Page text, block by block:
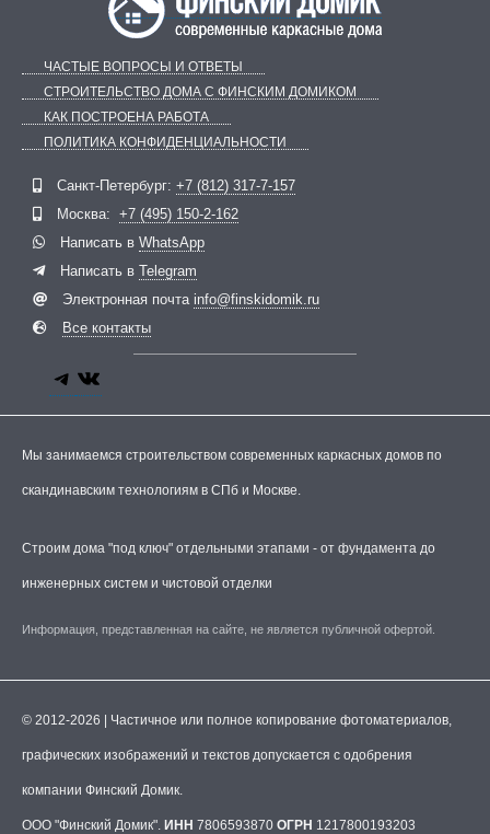
ЧАСТЫЕ ВОПРОСЫ И ОТВЕТЫ
СТРОИТЕЛЬСТВО ДОМА С ФИНСКИМ ДОМИКОМ
КАК ПОСТРОЕНА РАБОТА
ПОЛИТИКА КОНФИДЕНЦИАЛЬНОСТИ
Санкт-Петербург: +7 (812) 317-7-157
Москва: +7 (495) 150-2-162
Написать в WhatsApp
Написать в Telegram
Электронная почта info@finskidomik.ru
Все контакты
Telegram
ВКонтакте
Мы занимаемся строительством современных каркасных домов по
скандинавским технологиям в СПб и Москве.
Строим дома "под ключ" отдельными этапами - от фундамента до
инженерных систем и чистовой отделки
Информация, представленная на сайте, не является публичной офертой.
© 2012-2026 | Частичное или полное копирование фотоматериалов,
графических изображений и текстов допускается с одобрения
компании Финский Домик.
ООО "Финский Домик". ИНН 7806593870 ОГРН 1217800193203